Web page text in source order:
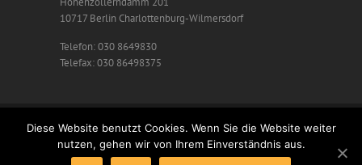
10717 Berlin Charlottenburg-Wilmersdorf
Telefon: 030 8649830
Telefax: 030 86498375
Copyright © 2026DR. MICHAEL KIRCHHOFF
Diese Website benutzt Cookies. Wenn Sie die Website weiter
nutzen, gehen wir von Ihrem Einverständnis aus.